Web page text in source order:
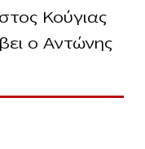
Κούγιας
ο Αντώνης